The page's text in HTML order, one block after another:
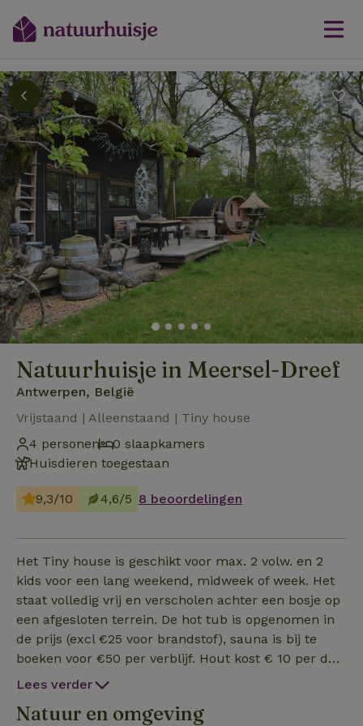
Natuurhuisje in Meersel-Dreef
Antwerpen, België
Vrijstaand | Alleenstaand | Tiny house
4 personen
0 slaapkamers
Huisdieren toegestaan
9,3/10 4,6/5 8 beoordelingen
Het Tiny house is geschikt voor max. 2 volw. en 2
kids voor een lang weekend, midweek of week. Het
staat volledig vrij en verscholen achter een bosje op
een afgesloten terrein. De hot tub is opgenomen in
de prijs (excl €25 voor brandstof), sauna is bij te
boeken voor €50 per verblijf. Hout kost € 10 per dag.
Het Tiny house heeft een prachtig uitzicht en
slaapzoldertje (bed van 140cm zeer geschikt voor
Lees verder
Natuur en omgeving